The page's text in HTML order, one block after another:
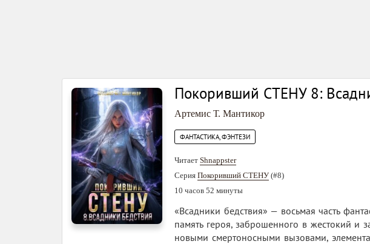
Покоривший СТЕНУ 8:
Артемис Т. Мантикор
ФАНТАСТИКА, ФЭНТЕЗИ
Читает Shnappster
Серия Покоривший СТЕНУ (#8)
10 часов 52 минуты
«Всадники бедствия» — восьмая часть
память героя, заброшенного в жестокий и
новыми смертоносными вызовами,